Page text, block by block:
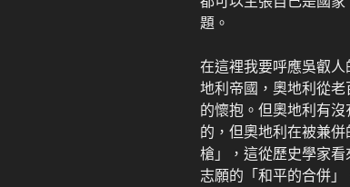
題。
在這裡我要呼應吳叡
地利帝國，奧地利從老
的懷抱。但奧地利有
的，但奧地利在被兼
槍」，這從歷史學家
志願的「和平的合併」